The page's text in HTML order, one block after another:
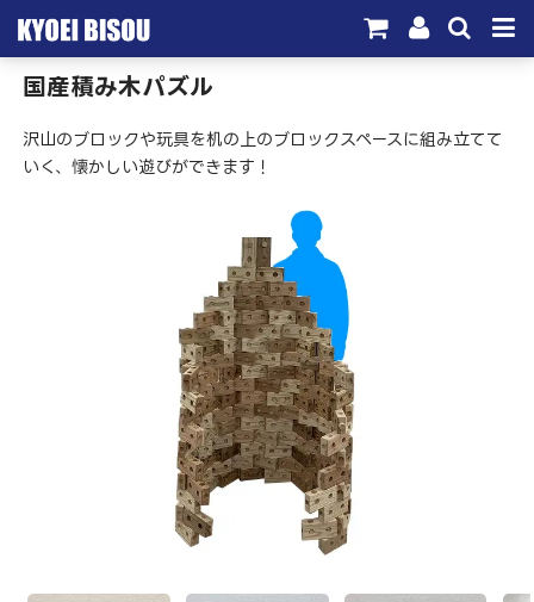
サービス
取引実績
国産積み木パズル
沢山のブロックや玩具を机の上のブロックスペースに組み立てて
いく、懐かしい遊びができます！